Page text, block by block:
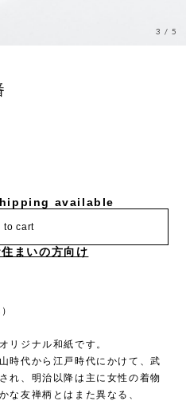
3 /5
available
to cart
まいの方向け
リジナル和紙です。
時代から江戸時代にかけて、武
れ、明治以降は主に女性の着物
な友禅柄とはまた異なる、